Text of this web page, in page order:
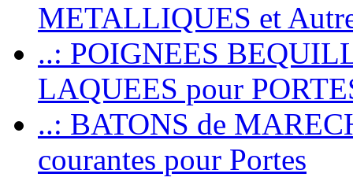
METALLIQUES et
..: POIGNEES
LAQUEES pour
..: BATONS de
courantes pour Portes